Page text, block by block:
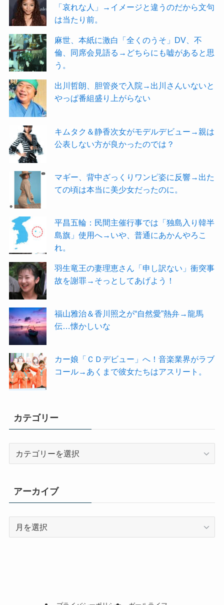
「哀れな人」→イメージと違うのだから文句
は当たり前。
麻世、本紙に激白「全くのうそ」DV、不
倫、同席会見語る→どちらにも嘘があると思
う。
出川哲朗、胆管炎で入院→出川さんいないと
やっぱ番組盛り上がらない
キムタク＆静香次女がモデルデビュー→親は
公表しない方が良かったのでは？
マギー、背中ざっくりワンピ姿に反響→出た
ての頃は本当に美少女だったのに。
平昌五輪：民間主催行事では「独島入り韓半
島旗」使用へ→いや、普通にあかんやろこ
れ。
羽生竜王の妻理恵さん「申し訳ない」衝突事
故を謝罪→そっとしてあげよう！
福山雅治＆香川照之が“自然愛”熱弁→龍馬
伝…懐かしいな
カー娘「ＣＤデビュー」へ！音楽業界がラブ
コール→あくまで彼女たちはアスリート。
カテゴリー
リ
ー
アーカイブ